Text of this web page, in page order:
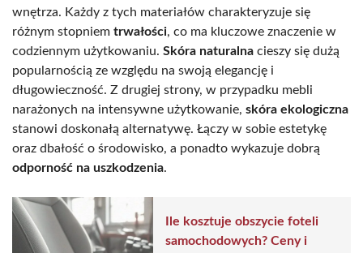
wnętrza. Każdy z tych materiałów charakteryzuje się
różnym stopniem trwałości, co ma kluczowe znaczenie w
codziennym użytkowaniu. Skóra naturalna cieszy się dużą
popularnością ze względu na swoją elegancję i
długowieczność. Z drugiej strony, w przypadku mebli
narażonych na intensywne użytkowanie, skóra ekologiczna
stanowi doskonałą alternatywę. Łączy w sobie estetykę
oraz dbałość o środowisko, a ponadto wykazuje dobrą
odporność na uszkodzenia.
Ile kosztuje obszycie foteli
samochodowych? Ceny i